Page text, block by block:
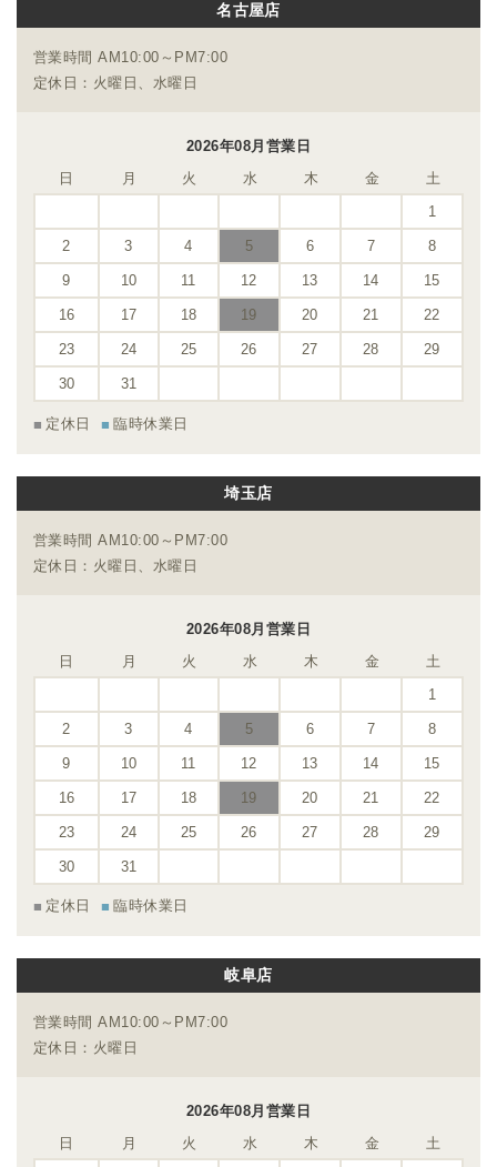
名古屋店
営業時間 AM10:00～PM7:00
定休日：火曜日、水曜日
2026年08月営業日
日
月 火 水 木 金
土
1
2 3 4 5 6 7 8
9 10 11 12 13 14 15
16 17 18 19 20 21 22
23 24 25 26 27 28 29
30 31
定休日 臨時休業日
埼玉店
営業時間 AM10:00～PM7:00
定休日：火曜日、水曜日
2026年08月営業日
日
月 火 水 木 金
土
1
2 3 4 5 6 7 8
9 10 11 12 13 14 15
16 17 18 19 20 21 22
23 24 25 26 27 28 29
30 31
定休日 臨時休業日
岐阜店
営業時間 AM10:00～PM7:00
定休日：火曜日
2026年08月営業日
日
月 火 水 木 金
土